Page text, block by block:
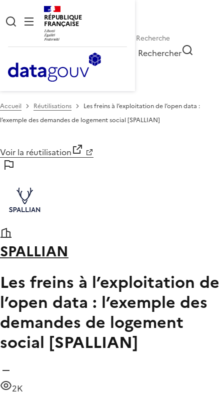
RÉPUBLIQUE
FRANÇAISE
Rechercher
Accueil Réutilisations
Les freins à l’exploitation de l’open data :
l’exemple des demandes de logement social [SPALLIAN]
Voir la réutilisation
SPALLIAN
Les freins à l’exploitation de
l’open data : l’exemple des
demandes de logement
social [SPALLIAN]
2K